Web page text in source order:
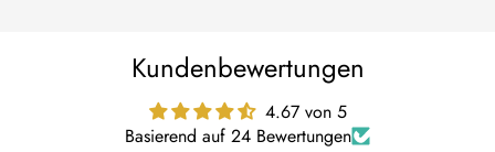
Kundenbewertungen
4.67 von 5
Basierend auf 24 Bewertungen